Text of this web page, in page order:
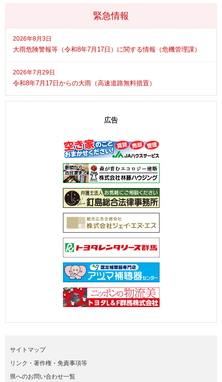
緊急情報
2026年8月3日
大雨危険警報等（令和8年7月17日）に関する情報（危機管理課）
2026年7月29日
令和8年7月17日からの大雨（高速道路無料措置）
広告
サイトマップ
リンク・著作権・免責事項等
県へのお問い合わせ一覧